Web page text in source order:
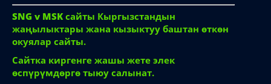
SNG v MSK сайты Кыргызстандын
жаңылыктары жана кызыктуу баштан өткөн
окуялар сайты.
Сайтка киргенге жашы жете элек
өспүрүмдөргө тыюу салынат.